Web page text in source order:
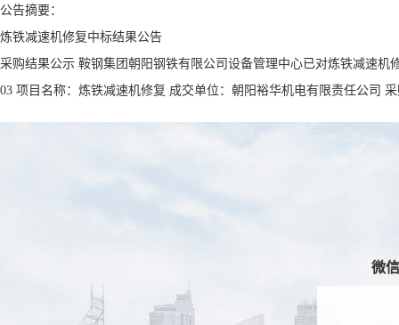
公告摘要：
炼铁减速机修复中标结果公告
采购结果公示 鞍钢集团朝阳钢铁有限公司设备管理中心已对炼铁减速机
03 项目名称：炼铁减速机修复 成交单位：朝阳裕华机电有限责任公司
微